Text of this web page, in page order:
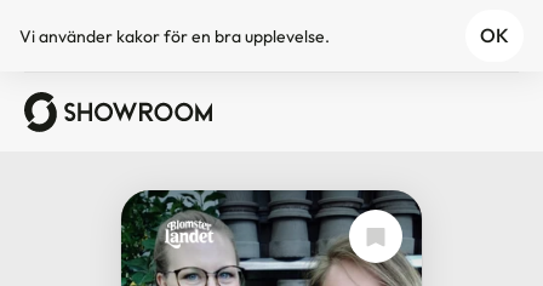
Vi använder kakorför en bra upplevelse. OK